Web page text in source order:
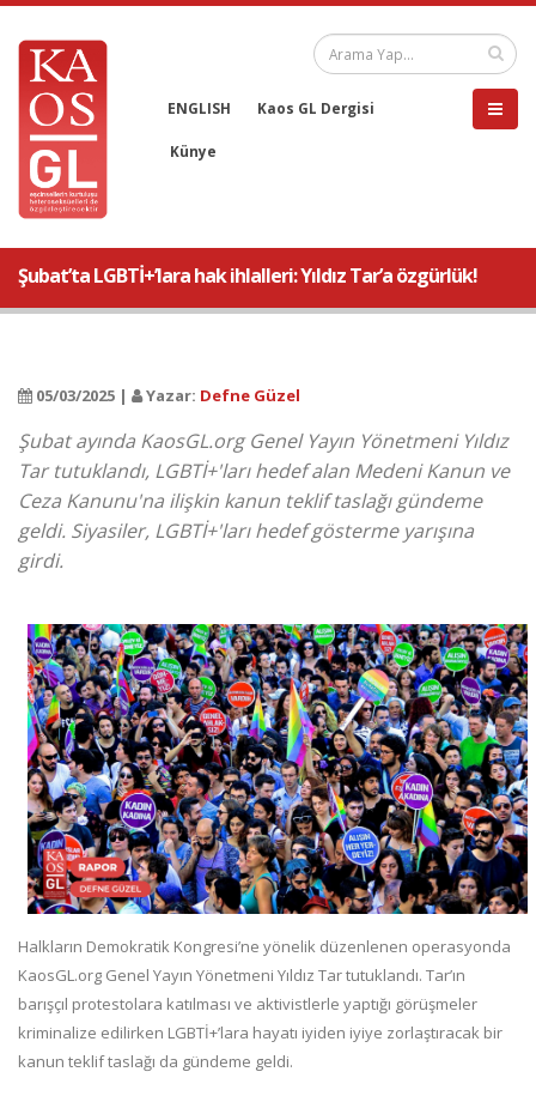
ENGLISH Kaos GL Dergisi
Künye
Şubat’ta LGBTİ+’lara hak ihlalleri: Yıldız Tar’a özgürlük!
05/03/2025 | Yazar: Defne Güzel
Şubat ayında KaosGL.org Genel Yayın Yönetmeni Yıldız
Tar tutuklandı, LGBTİ+'ları hedef alan Medeni Kanun ve
Ceza Kanunu'na ilişkin kanun teklif taslağı gündeme
geldi. Siyasiler, LGBTİ+'ları hedef gösterme yarışına
girdi.
Halkların Demokratik Kongresi’ne yönelik düzenlenen operasyonda
KaosGL.org Genel Yayın Yönetmeni Yıldız Tar tutuklandı. Tar’ın
barışçıl protestolara katılması ve aktivistlerle yaptığı görüşmeler
kriminalize edilirken LGBTİ+’lara hayatı iyiden iyiye zorlaştıracak bir
kanun teklif taslağı da gündeme geldi.